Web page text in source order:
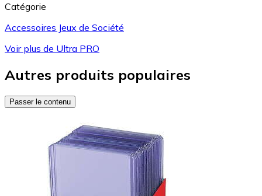
Catégorie
Accessoires Jeux de Société
Voir plus de Ultra PRO
Autres produits populaires
Passer le contenu